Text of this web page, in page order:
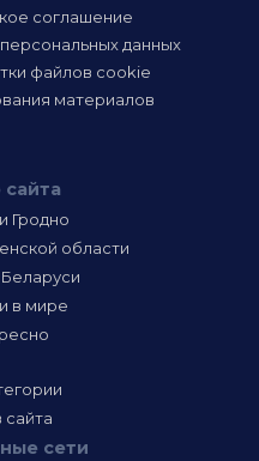
соглашение
данных
файлов cookie
материалов
Гродно
области
в мире
сайта
сети